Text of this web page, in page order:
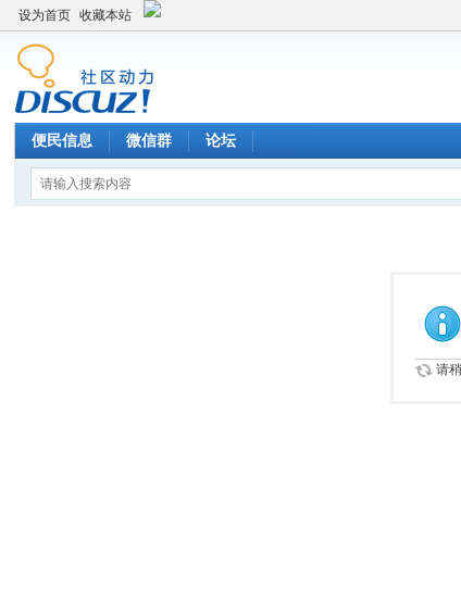
设为首页 收藏本站
便民信息 微信群 论坛
请